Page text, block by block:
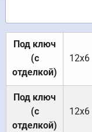
Под ключ
(с
отделкой)
12х6
Под ключ
(с
отделкой)
12х6